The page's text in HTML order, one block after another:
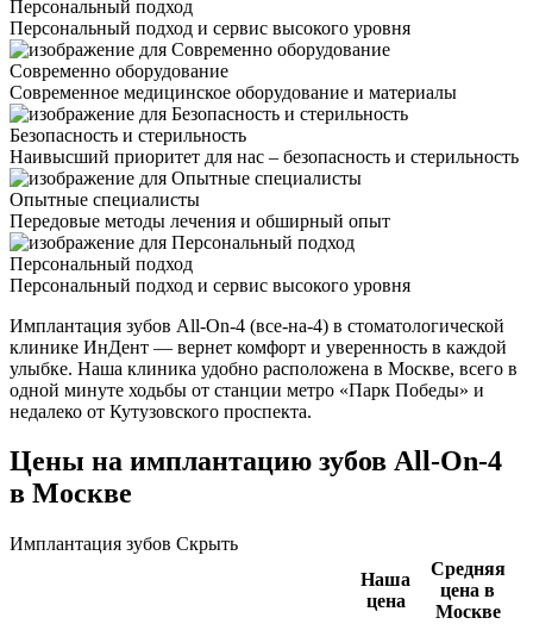
Персональный подход
Персональный подход и сервис высокого уровня
Современно оборудование
Современное медицинское оборудование и материалы
Безопасность и стерильность
Наивысший приоритет для нас – безопасность и стерильность
Опытные специалисты
Передовые методы лечения и обширный опыт
Персональный подход
Персональный подход и сервис высокого уровня
Имплантация зубов All-On-4 (все-на-4) в стоматологической
клинике ИнДент — вернет комфорт и уверенность в каждой
улыбке. Наша клиника удобно расположена в Москве, всего в
одной минуте ходьбы от станции метро «Парк Победы» и
недалеко от Кутузовского проспекта.
Цены на имплантацию зубов All-On-4
в Москве
Имплантация зубов Скрыть
Наша
цена
Средняя
цена в
Москве